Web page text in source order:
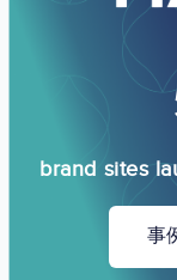
brand sites
事